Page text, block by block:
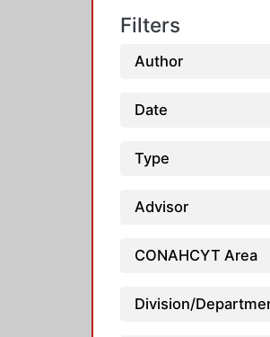
Filters
Author
Date
Type
Advisor
CONAHCYT Area
Division/